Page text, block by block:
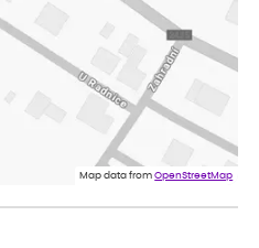
stavu, jsem spokojená.
rostlin
Map data fromOpenStreetMap